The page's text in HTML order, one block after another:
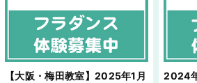
【大阪・梅田教室】2025年1月
2024